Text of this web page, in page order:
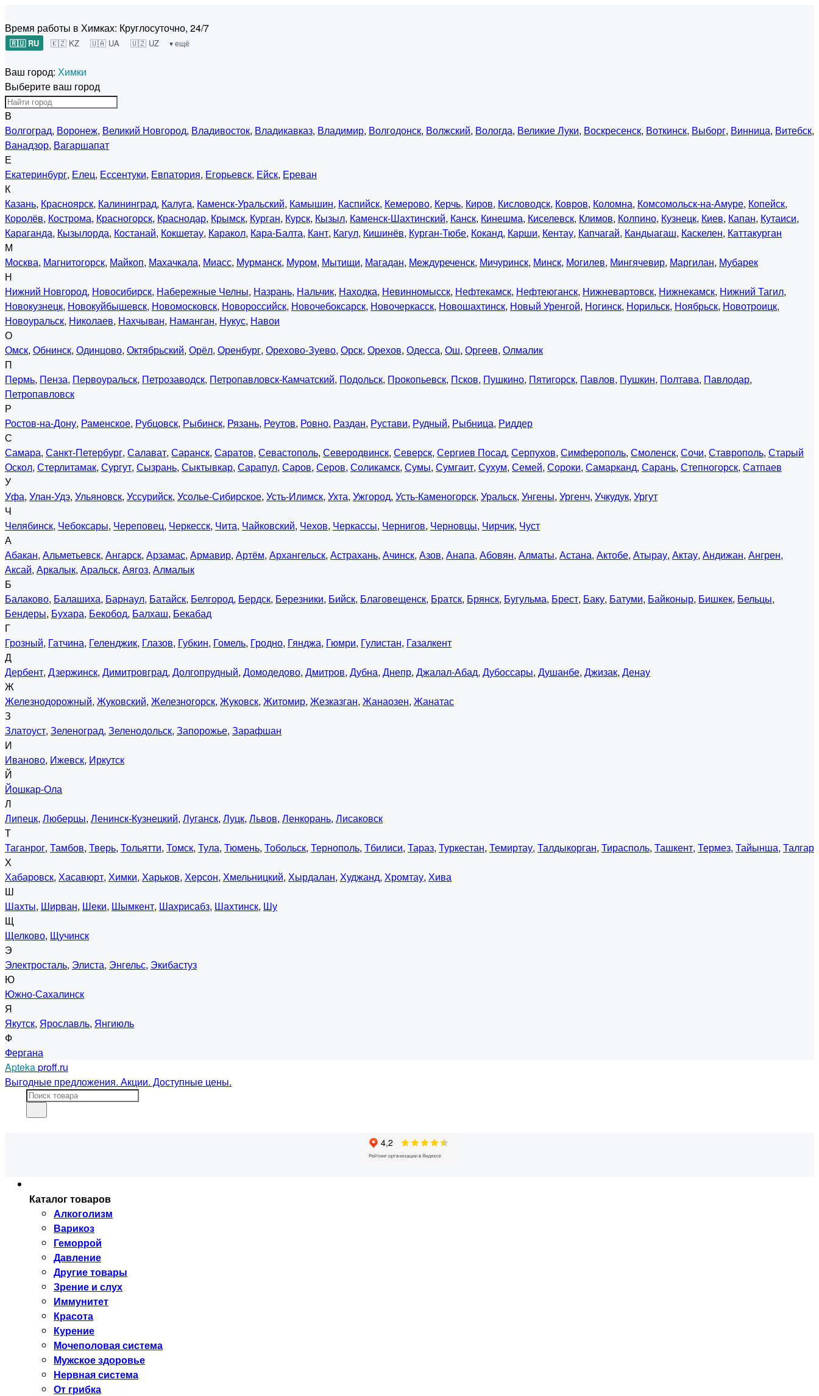
Время работы в Химках: Круглосуточно, 24/7
🇷🇺 RU 🇰🇿 KZ 🇺🇦 UA 🇺🇿 UZ ▾ ещё
Ваш город: Химки
Выберите ваш город
В
Волгоград, Воронеж, Великий Новгород, Владивосток, Владикавказ, Владимир, Волгодонск, Волжский, Вологда, Великие Луки, Воскресенск, Воткинск, Выборг, Винница, Витебск,
Ванадзор, Вагаршапат
Е
Екатеринбург, Елец, Ессентуки, Евпатория, Егорьевск, Ейск, Ереван
К
Казань, Красноярск, Калининград, Калуга, Каменск-Уральский, Камышин, Каспийск, Кемерово, Керчь, Киров, Кисловодск, Ковров, Коломна, Комсомольск-на-Амуре, Копейск,
Королёв, Кострома, Красногорск, Краснодар, Крымск, Курган, Курск, Кызыл, Каменск-Шахтинский, Канск, Кинешма, Киселевск, Климов, Колпино, Кузнецк, Киев, Капан, Кутаиси,
Караганда, Кызылорда, Костанай, Кокшетау, Каракол, Кара-Балта, Кант, Кагул, Кишинёв, Курган-Тюбе, Коканд, Карши, Кентау, Капчагай, Кандыагаш, Каскелен, Каттакурган
М
Москва, Магнитогорск, Майкоп, Махачкала, Миасс, Мурманск, Муром, Мытищи, Магадан, Междуреченск, Мичуринск, Минск, Могилев, Мингячевир, Маргилан, Мубарек
Н
Нижний Новгород, Новосибирск, Набережные Челны, Назрань, Нальчик, Находка, Невинномысск, Нефтекамск, Нефтеюганск, Нижневартовск, Нижнекамск, Нижний Тагил,
Новокузнецк, Новокуйбышевск, Новомосковск, Новороссийск, Новочебоксарск, Новочеркасск, Новошахтинск, Новый Уренгой, Ногинск, Норильск, Ноябрьск, Новотроицк,
Новоуральск, Николаев, Нахчыван, Наманган, Нукус, Навои
О
Омск, Обнинск, Одинцово, Октябрьский, Орёл, Оренбург, Орехово-Зуево, Орск, Орехов, Одесса, Ош, Оргеев, Олмалик
П
Пермь, Пенза, Первоуральск, Петрозаводск, Петропавловск-Камчатский, Подольск, Прокопьевск, Псков, Пушкино, Пятигорск, Павлов, Пушкин, Полтава, Павлодар,
Петропавловск
Р
Ростов-на-Дону, Раменское, Рубцовск, Рыбинск, Рязань, Реутов, Ровно, Раздан, Рустави, Рудный, Рыбница, Риддер
С
Самара, Санкт-Петербург, Салават, Саранск, Саратов, Севастополь, Северодвинск, Северск, Сергиев Посад, Серпухов, Симферополь, Смоленск, Сочи, Ставрополь, Старый
Оскол, Стерлитамак, Сургут, Сызрань, Сыктывкар, Сарапул, Саров, Серов, Соликамск, Сумы, Сумгаит, Сухум, Семей, Сороки, Самарканд, Сарань, Степногорск, Сатпаев
У
Уфа, Улан-Удэ, Ульяновск, Уссурийск, Усолье-Сибирское, Усть-Илимск, Ухта, Ужгород, Усть-Каменогорск, Уральск, Унгены, Ургенч, Учкудук, Ургут
Ч
Челябинск, Чебоксары, Череповец, Черкесск, Чита, Чайковский, Чехов, Черкассы, Чернигов, Черновцы, Чирчик, Чуст
А
Абакан, Альметьевск, Ангарск, Арзамас, Армавир, Артём, Архангельск, Астрахань, Ачинск, Азов, Анапа, Абовян, Алматы, Астана, Актобе, Атырау, Актау, Андижан, Ангрен,
Аксай, Аркалык, Аральск, Аягоз, Алмалык
Б
Балаково, Балашиха, Барнаул, Батайск, Белгород, Бердск, Березники, Бийск, Благовещенск, Братск, Брянск, Бугульма, Брест, Баку, Батуми, Байконыр, Бишкек, Бельцы,
Бендеры, Бухара, Бекобод, Балхаш, Бекабад
Г
Грозный, Гатчина, Геленджик, Глазов, Губкин, Гомель, Гродно, Гянджа, Гюмри, Гулистан, Газалкент
Д
Дербент, Дзержинск, Димитровград, Долгопрудный, Домодедово, Дмитров, Дубна, Днепр, Джалал-Абад, Дубоссары, Душанбе, Джизак, Денау
Ж
Железнодорожный, Жуковский, Железногорск, Жуковск, Житомир, Жезказган, Жанаозен, Жанатас
З
Златоуст, Зеленоград, Зеленодольск, Запорожье, Зарафшан
И
Иваново, Ижевск, Иркутск
Й
Йошкар-Ола
Л
Липецк, Люберцы, Ленинск-Кузнецкий, Луганск, Луцк, Львов, Ленкорань, Лисаковск
Т
Таганрог, Тамбов, Тверь, Тольятти, Томск, Тула, Тюмень, Тобольск, Тернополь, Тбилиси, Тараз, Туркестан, Темиртау, Талдыкорган, Тирасполь, Ташкент, Термез, Тайынша, Талгар
Х
Хабаровск, Хасавюрт, Химки, Харьков, Херсон, Хмельницкий, Хырдалан, Худжанд, Хромтау, Хива
Ш
Шахты, Ширван, Шеки, Шымкент, Шахрисабз, Шахтинск, Шу
Щ
Щелково, Щучинск
Э
Электросталь, Элиста, Энгельс, Экибастуз
Ю
Южно-Сахалинск
Я
Якутск, Ярославль, Янгиюль
Ф
Фергана
Aptekaproff.ru
Выгодные предложения. Акции. Доступные цены.
Каталог товаров
Алкоголизм
Варикоз
Геморрой
Давление
Другие товары
Зрение и слух
Иммунитет
Красота
Курение
Мочеполовая система
Мужское здоровье
Нервная система
От грибка